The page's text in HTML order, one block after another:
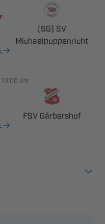
 

 Uhr
 